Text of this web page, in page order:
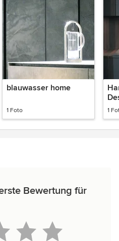
blauwasser home
1 Foto 1
Bewertung für